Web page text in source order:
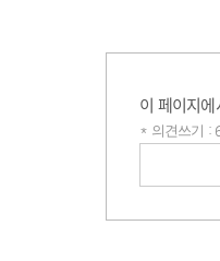
이 페이지
* 의견쓰기 :